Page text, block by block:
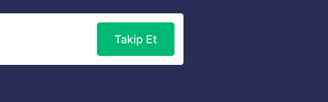
Takip Et